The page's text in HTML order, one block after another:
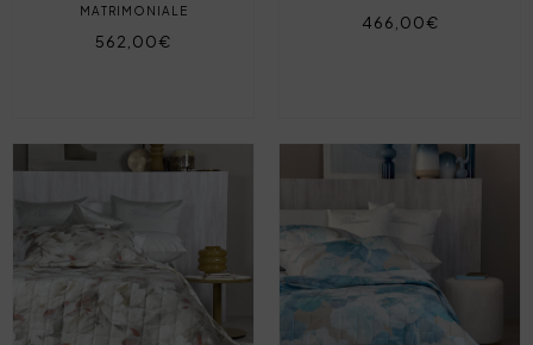
MATRIMONIALE
562,00€
466,00€